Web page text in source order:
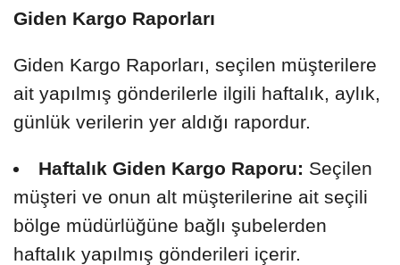
Giden Kargo Raporları
Giden Kargo Raporları, seçilen müşterilere
ait yapılmış gönderilerle ilgili haftalık, aylık,
günlük verilerin yer aldığı rapordur.
Haftalık Giden Kargo Raporu: Seçilen
müşteri ve onun alt müşterilerine ait seçili
bölge müdürlüğüne bağlı şubelerden
haftalık yapılmış gönderileri içerir.